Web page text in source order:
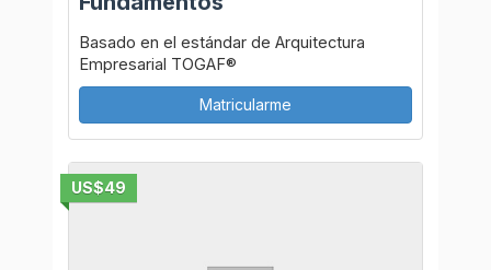
Basado en el estándar de Arquitectura
Empresarial TOGAF®
Matricularme
US$49